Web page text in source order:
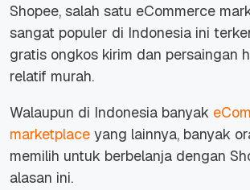
Shopee, salah satu eCommerce
sangat populer di Indonesia ini
gratis ongkos kirim dan persaingan
relatif murah.
Walaupun di Indonesia banyak
marketplace yang lainnya, banyak
memilih untuk berbelanja dengan
alasan ini.